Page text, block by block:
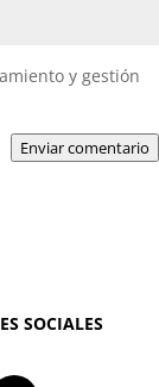
y gestión
Enviar comentario
SOCIALES